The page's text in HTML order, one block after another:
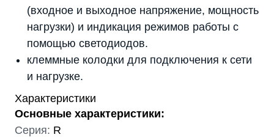
(входное и выходное напряжение, мощность
нагрузки) и индикация режимов работы с
помощью светодиодов.
клеммные колодки для подключения к сети
и нагрузке.
Характеристики
Основные характеристики:
Серия: R